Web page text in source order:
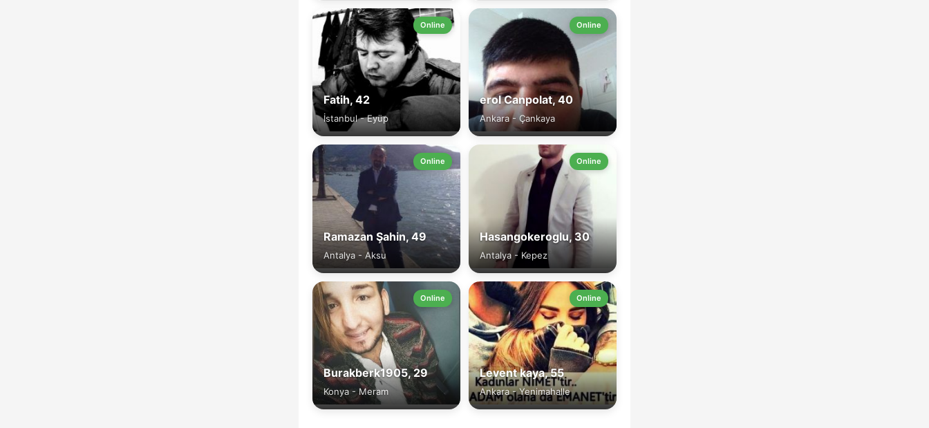
Online
Fatih, 42
İstanbul - Eyüp
Online
erol Canpolat, 40
Ankara - Çankaya
Online
Ramazan Şahin, 49
Antalya - Aksu
Online
Hasangokeroglu, 30
Antalya - Kepez
Online
Burakberk1905, 29
Konya - Meram
Online
Levent kaya, 55
Ankara - Yenimahalle